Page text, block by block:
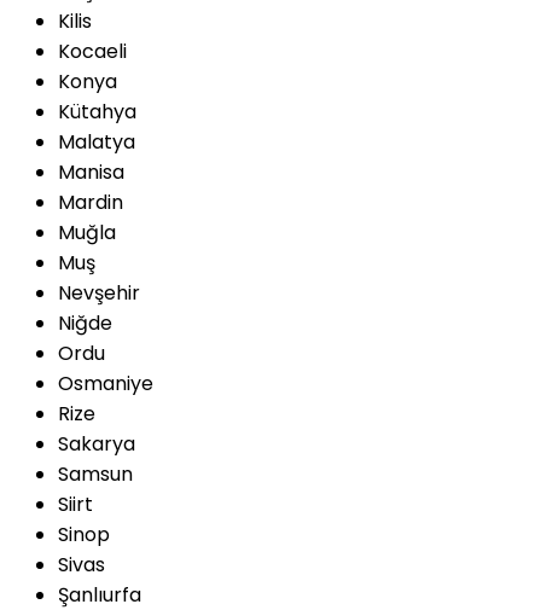
Kilis
Kocaeli
Konya
Kütahya
Malatya
Manisa
Mardin
Muğla
Muş
Nevşehir
Niğde
Ordu
Osmaniye
Rize
Sakarya
Samsun
Siirt
Sinop
Sivas
Şanlıurfa